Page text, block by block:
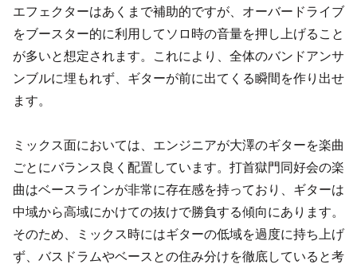
エフェクターはあくまで補助的ですが、オーバードライブ
をブースター的に利用してソロ時の音量を押し上げること
が多いと想定されます。これにより、全体のバンドアンサ
ンブルに埋もれず、ギターが前に出てくる瞬間を作り出せ
ます。
ミックス面においては、エンジニアが大澤のギターを楽曲
ごとにバランス良く配置しています。打首獄門同好会の楽
曲はベースラインが非常に存在感を持っており、ギターは
中域から高域にかけての抜けで勝負する傾向にあります。
そのため、ミックス時にはギターの低域を過度に持ち上げ
ず、バスドラムやベースとの住み分けを徹底していると考